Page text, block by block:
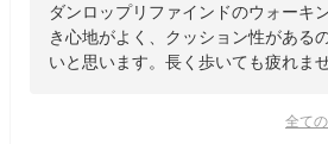
ダンロップリファインドのウォーキ
き心地がよく、クッション性がある
いと思います。長く歩いても疲れませ
全て